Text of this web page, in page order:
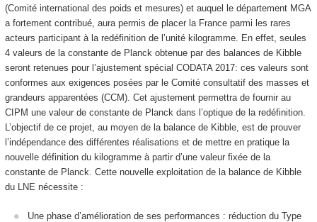
(Comité international des poids et mesures) et auquel le département MGA
a fortement contribué, aura permis de placer la France parmi les rares
acteurs participant à la redéfinition de l’unité kilogramme. En effet, seules
4 valeurs de la constante de Planck obtenue par des balances de Kibble
seront retenues pour l’ajustement spécial CODATA 2017: ces valeurs sont
conformes aux exigences posées par le Comité consultatif des masses et
grandeurs apparentées (CCM). Cet ajustement permettra de fournir au
CIPM une valeur de constante de Planck dans l’optique de la redéfinition.
L’objectif de ce projet, au moyen de la balance de Kibble, est de prouver
l’indépendance des différentes réalisations et de mettre en pratique la
nouvelle définition du kilogramme à partir d’une valeur fixée de la
constante de Planck. Cette nouvelle exploitation de la balance de Kibble
du LNE nécessite :
Une phase d’amélioration de ses performances : réduction du Type